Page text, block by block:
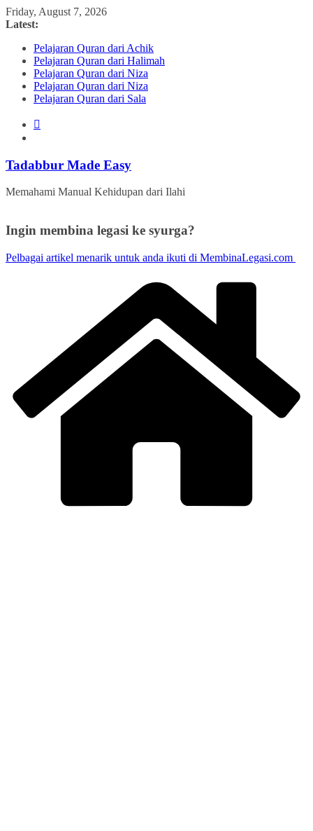
Skip
to
Friday, August 7, 2026
Latest:
Pelajaran Quran dari Achik
Pelajaran Quran dari Halimah
Pelajaran Quran dari Niza
Pelajaran Quran dari Niza
Pelajaran Quran dari Sala
Tadabbur Made Easy
Memahami Manual Kehidupan dari Ilahi
Ingin membina legasi ke syurga?
Pelbagai artikel menarik untuk anda ikuti di MembinaLegasi.com